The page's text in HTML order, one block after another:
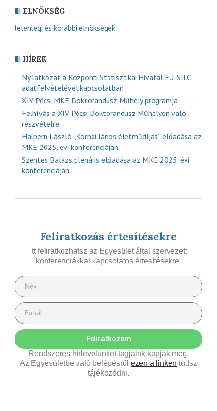
ELNÖKSÉG
Jelenlegi és korábbi elnökségek
HÍREK
Nyilatkozat a Központi Statisztikai Hivatal EU-SILC
adatfelvételével kapcsolatban
XIV. Pécsi MKE Doktorandusz Műhely programja
Felhívás a XIV. Pécsi Doktorandusz Műhelyen való
részvételre
Halpern László „Kornai János életműdíjas” előadása az
MKE 2025. évi konferenciáján
Szentes Balázs plenáris előadása az MKE 2025. évi
konferenciáján
Feliratkozás értesítésekre
Itt feliratkozhatsz az Egyesület által szervezett
konferenciákkal kapcsolatos értesítésekre.
Feliratkozom
Rendszeres hírlevelünket tagjaink kapják meg.
Az Egyesületbe való belépésről ezen a linken tudsz
tájékozódni.